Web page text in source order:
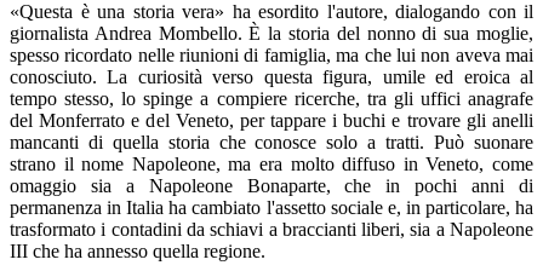
«Questa è una storia vera» ha esordito l'autore, dialogando con il
giornalista Andrea Mombello. È la storia del nonno di sua moglie,
spesso ricordato nelle riunioni di famiglia, ma che lui non aveva mai
conosciuto. La curiosità verso questa figura, umile ed eroica al
tempo stesso, lo spinge a compiere ricerche, tra gli uffici anagrafe
del Monferrato e del Veneto, per tappare i buchi e trovare gli anelli
mancanti di quella storia che conosce solo a tratti. Può suonare
strano il nome Napoleone, ma era molto diffuso in Veneto, come
omaggio sia a Napoleone Bonaparte, che in pochi anni di
permanenza in Italia ha cambiato l'assetto sociale e, in particolare, ha
trasformato i contadini da schiavi a braccianti liberi, sia a Napoleone
III che ha annesso quella regione.